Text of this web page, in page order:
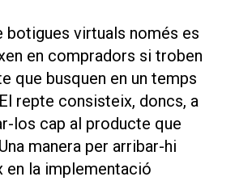
botigues virtuals només es
en compradors si troben
que busquen en un temps
repte consisteix, doncs, a
los cap al producte que
manera per arribar-hi
en la implementació